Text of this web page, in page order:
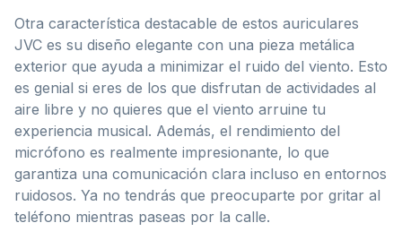
Otra característica destacable de estos auriculares
JVC es su diseño elegante con una pieza metálica
exterior que ayuda a minimizar el ruido del viento. Esto
es genial si eres de los que disfrutan de actividades al
aire libre y no quieres que el viento arruine tu
experiencia musical. Además, el rendimiento del
micrófono es realmente impresionante, lo que
garantiza una comunicación clara incluso en entornos
ruidosos. Ya no tendrás que preocuparte por gritar al
teléfono mientras paseas por la calle.